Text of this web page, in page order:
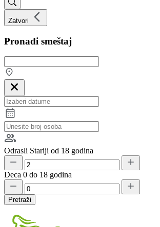
Zatvori
Pronađi smeštaj
Odrasli Stariji od 18 godina
Deca 0 do 18 godina
Pretraži